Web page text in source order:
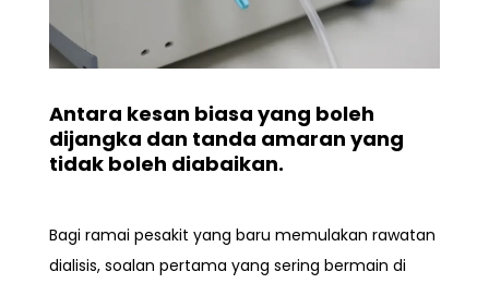
Antara kesan biasa yang boleh
dijangka dan tanda amaran yang
tidak boleh diabaikan.
Bagi ramai pesakit yang baru memulakan rawatan
dialisis, soalan pertama yang sering bermain di